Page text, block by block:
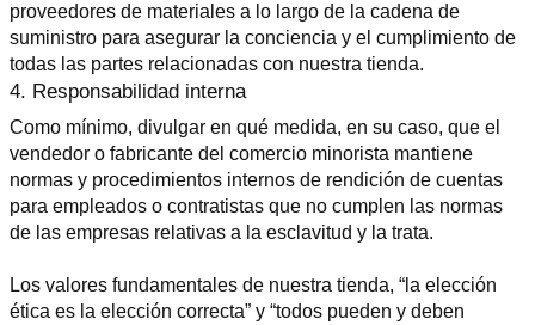
proveedores de materiales a lo largo de la cadena de
suministro para asegurar la conciencia y el cumplimiento de
todas las partes relacionadas con nuestra tienda.
4. Responsabilidad interna
Como mínimo, divulgar en qué medida, en su caso, que el
vendedor o fabricante del comercio minorista mantiene
normas y procedimientos internos de rendición de cuentas
para empleados o contratistas que no cumplen las normas
de las empresas relativas a la esclavitud y la trata.
Los valores fundamentales de nuestra tienda, “la elección
ética es la elección correcta” y “todos pueden y deben